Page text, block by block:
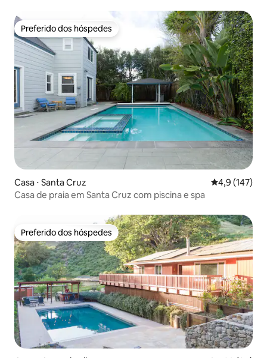
Preferido dos hóspedes
Preferido dos hóspedes
Casa ⋅ Santa Cruz 4,9 de uma
4,9 (147)
Casa de praia em Santa Cruz com piscina e spa
Preferido dos hóspedes
Preferido dos hóspedes